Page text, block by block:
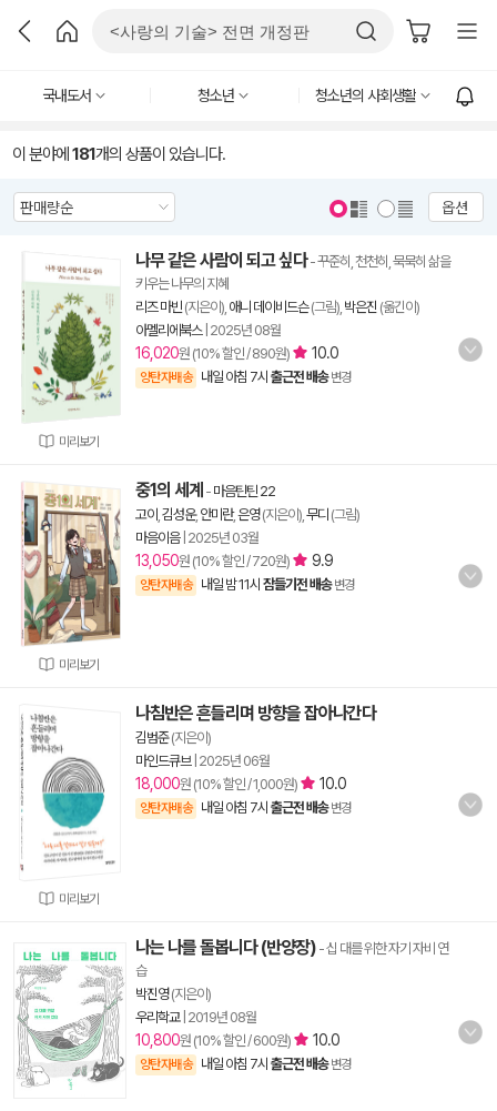
국내도서 청소년 청소년의 사회생활
이 분야에 181개의 상품이 있습니다.
옵션
미리보기
나무 같은 사람이 되고 싶다- 꾸준히, 천천히, 묵묵히 삶을
키우는 나무의 지혜
리즈 마빈 (지은이), 애니 데이비드슨(그림), 박은진 (옮긴이)
아멜리에북스| 2025년 08월
16,020원 (10% 할인 / 890원) 10.0
양탄자배송 내일 아침 7시 출근전 배송 변경
미리보기
중1의 세계 - 마음틴틴 22
고이 김성운, 안미란,은영(지은이), 무디 (그림)
마음이음| 2025년 03월
13,050원 (10% 할인 / 720원) 9.9
양탄자배송 내일 밤 11시 잠들기전 배송 변경
미리보기
나침반은 흔들리며 방향을 잡아나간다
김범준(지은이)
마인드큐브| 2025년 06월
18,000원 (10% 할인 / 1,000원) 10.0
양탄자배송 내일 아침 7시 출근전 배송 변경
나는 나를 돌봅니다 (반양장) - 십 대를 위한 자기 자비 연
습
박진영(지은이)
우리학교| 2019년 08월
10,800원 (10% 할인 / 600원) 10.0
양탄자배송 내일 아침 7시 출근전 배송 변경